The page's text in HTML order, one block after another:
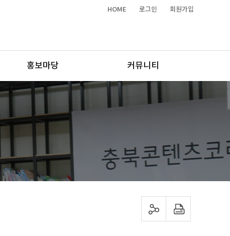
HOME 로그인 회원가입
홍보마당 커뮤니티
sns 공유하기 프린트하기